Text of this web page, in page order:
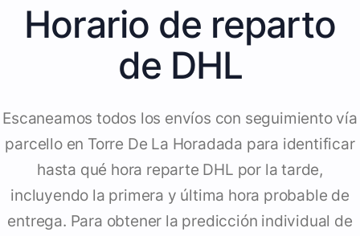
Horario de reparto
de DHL
Escaneamos todos los envíos con seguimiento vía
parcello en Torre De La Horadada para identificar
hasta qué hora reparte DHL por la tarde,
incluyendo la primera y última hora probable de
entrega. Para obtener la predicción individual de